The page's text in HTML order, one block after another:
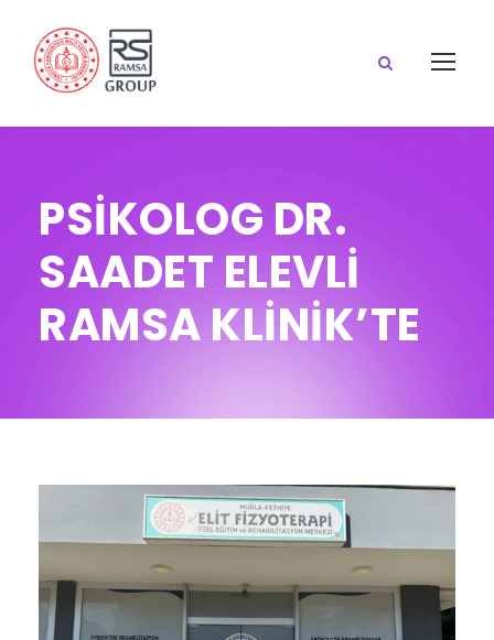
PSİKOLOG DR.
SAADET ELEVLİ
RAMSA KLİNİK’TE